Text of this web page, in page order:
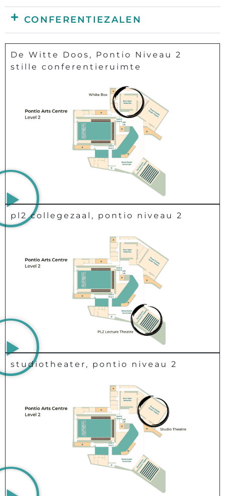
CONFERENTIEZALEN
De Witte Doos, Pontio Niveau 2
stille conferentieruimte
pl2 collegezaal, pontio niveau 2
studiotheater, pontio niveau 2